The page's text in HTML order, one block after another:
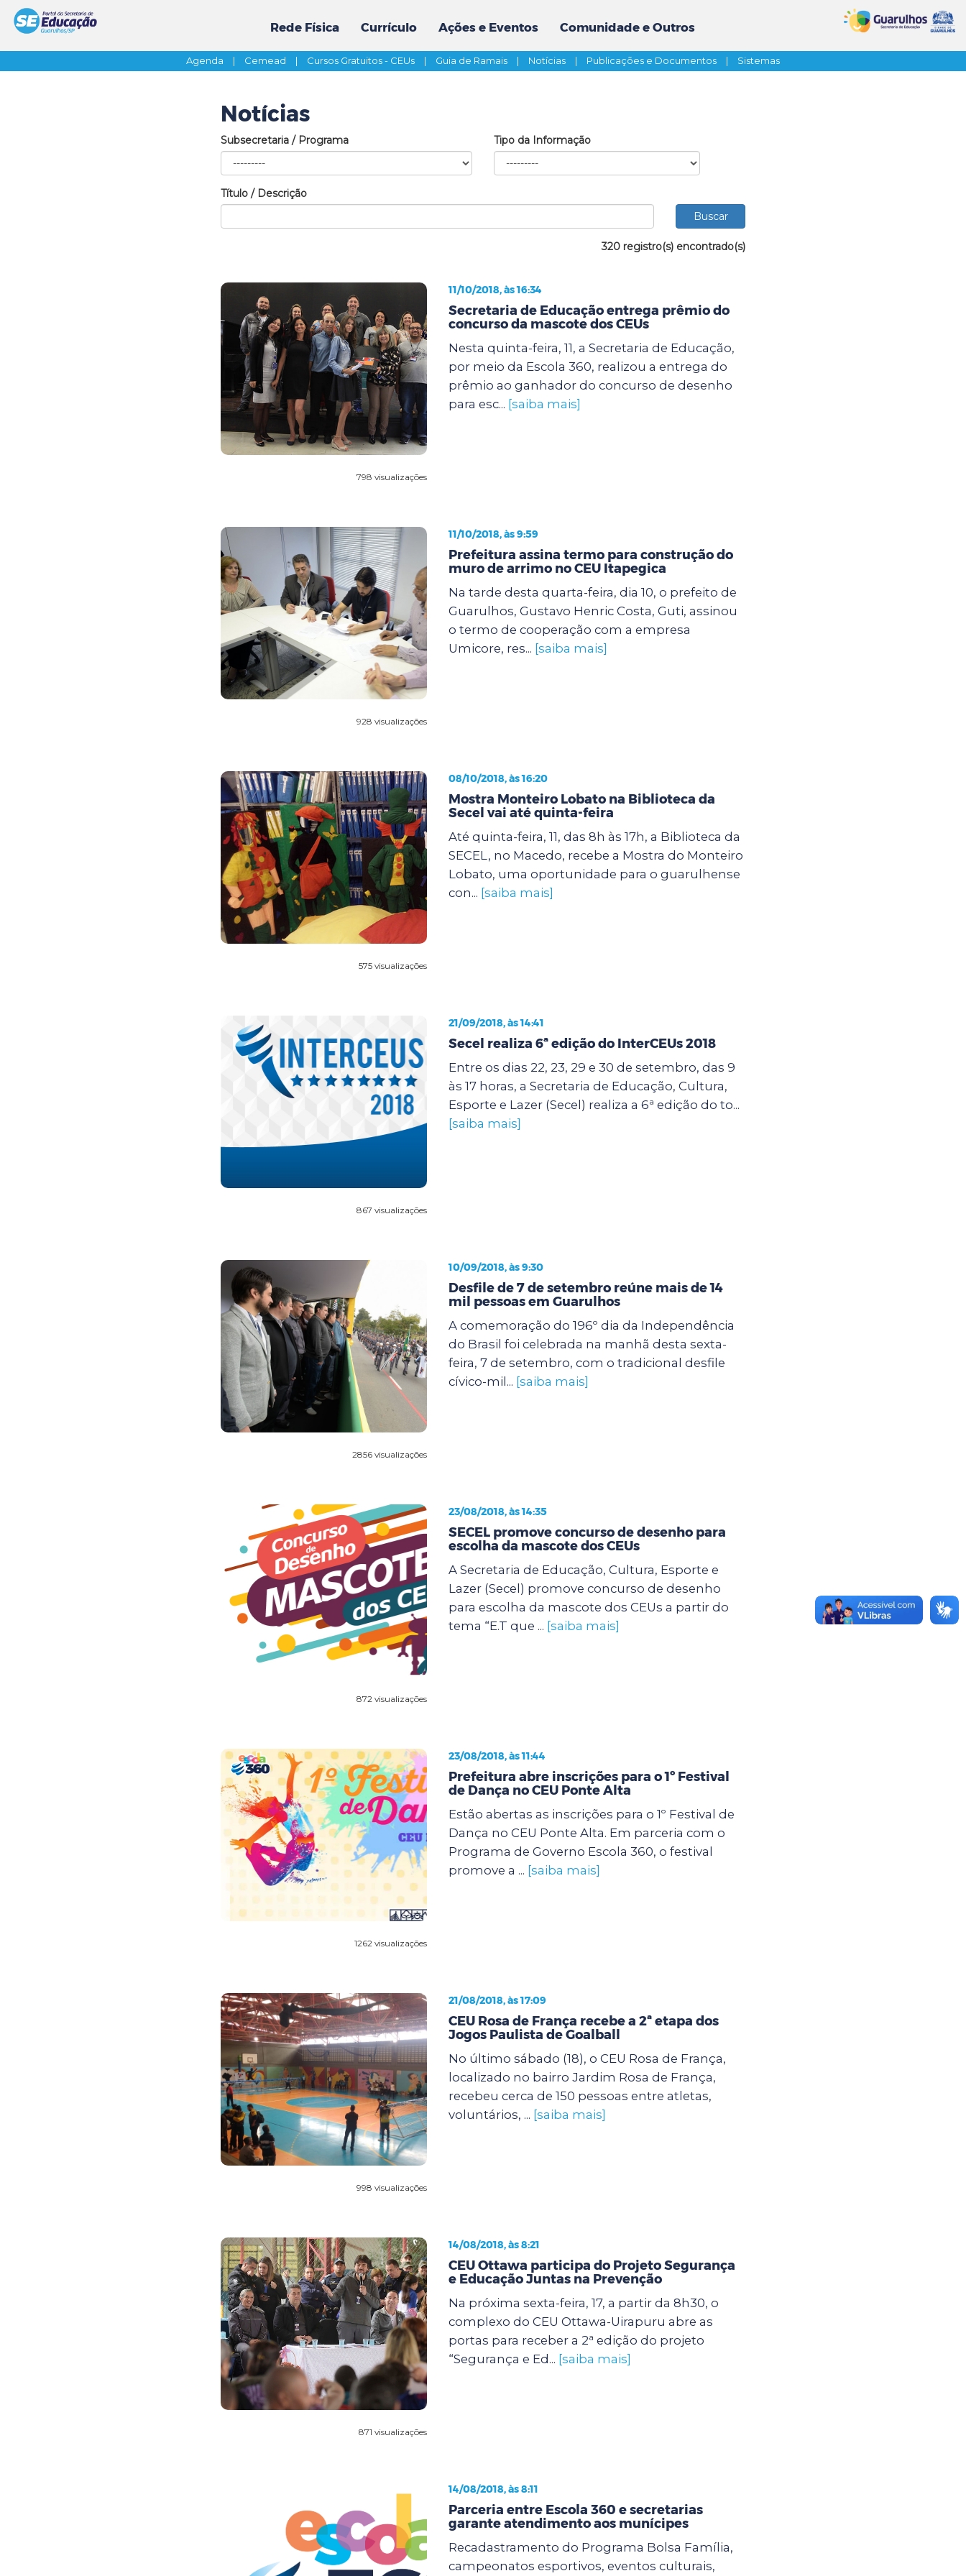
Rede Física Currículo Ações e Eventos Comunidade e Outros
Agenda | Cemead | Cursos Gratuitos - CEUs | Guia de Ramais | Notícias | Publicações e Documentos | Sistemas
Notícias
Subsecretaria / Programa Tipo da Informação
Título / Descrição
320 registro(s) encontrado(s)
798 visualizações
11/10/2018, às 16:34
Secretaria de Educação entrega prêmio do
concurso da mascote dos CEUs
Nesta quinta-feira, 11, a Secretaria de Educação,
por meio da Escola 360, realizou a entrega do
prêmio ao ganhador do concurso de desenho
para esc... [saiba mais]
928 visualizações
11/10/2018, às 9:59
Prefeitura assina termo para construção do
muro de arrimo no CEU Itapegica
Na tarde desta quarta-feira, dia 10, o prefeito de
Guarulhos, Gustavo Henric Costa, Guti, assinou
o termo de cooperação com a empresa
Umicore, res... [saiba mais]
575 visualizações
08/10/2018, às 16:20
Mostra Monteiro Lobato na Biblioteca da
Secel vai até quinta-feira
Até quinta-feira, 11, das 8h às 17h, a Biblioteca da
SECEL, no Macedo, recebe a Mostra do Monteiro
Lobato, uma oportunidade para o guarulhense
con... [saiba mais]
867 visualizações
21/09/2018, às 14:41
Secel realiza 6ª edição do InterCEUs 2018
Entre os dias 22, 23, 29 e 30 de setembro, das 9
às 17 horas, a Secretaria de Educação, Cultura,
Esporte e Lazer (Secel) realiza a 6ª edição do to...
[saiba mais]
2856 visualizações
10/09/2018, às 9:30
Desfile de 7 de setembro reúne mais de 14
mil pessoas em Guarulhos
A comemoração do 196º dia da Independência
do Brasil foi celebrada na manhã desta sexta-
feira, 7 de setembro, com o tradicional desfile
cívico-mil... [saiba mais]
872 visualizações
23/08/2018, às 14:35
SECEL promove concurso de desenho para
escolha da mascote dos CEUs
A Secretaria de Educação, Cultura, Esporte e
Lazer (Secel) promove concurso de desenho
para escolha da mascote dos CEUs a partir do
tema “E.T que ... [saiba mais]
1262 visualizações
23/08/2018, às 11:44
Prefeitura abre inscrições para o 1º Festival
de Dança no CEU Ponte Alta
Estão abertas as inscrições para o 1º Festival de
Dança no CEU Ponte Alta. Em parceria com o
Programa de Governo Escola 360, o festival
promove a ... [saiba mais]
998 visualizações
21/08/2018, às 17:09
CEU Rosa de França recebe a 2ª etapa dos
Jogos Paulista de Goalball
No último sábado (18), o CEU Rosa de França,
localizado no bairro Jardim Rosa de França,
recebeu cerca de 150 pessoas entre atletas,
voluntários, ... [saiba mais]
871 visualizações
14/08/2018, às 8:21
CEU Ottawa participa do Projeto Segurança
e Educação Juntas na Prevenção
Na próxima sexta-feira, 17, a partir da 8h30, o
complexo do CEU Ottawa-Uirapuru abre as
portas para receber a 2ª edição do projeto
“Segurança e Ed... [saiba mais]
14/08/2018, às 8:11
Parceria entre Escola 360 e secretarias
garante atendimento aos munícipes
Recadastramento do Programa Bolsa Família,
campeonatos esportivos, eventos culturais,